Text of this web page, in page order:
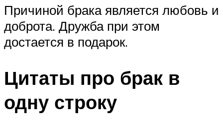
Причиной брака является любовь и
доброта. Дружба при этом
достается в подарок.
Цитаты про брак в
одну строку